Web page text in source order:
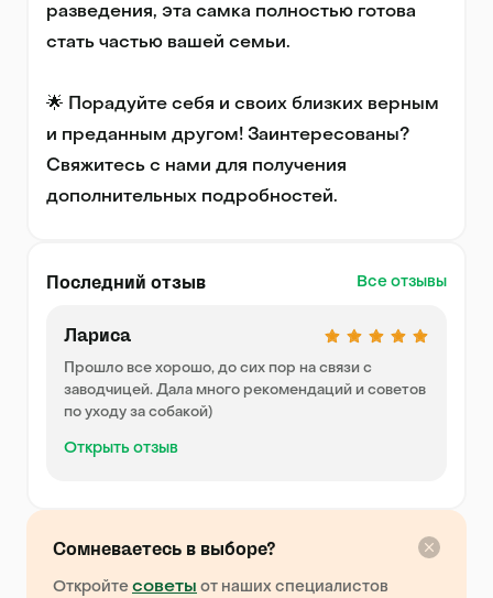
разведения, эта самка полностью готова
стать частью вашей семьи.
🌟 Порадуйте себя и своих близких верным
и преданным другом! Заинтересованы?
Свяжитесь с нами для получения
дополнительных подробностей.
Последний отзыв Все отзывы
Лариса
Прошло все хорошо, до сих пор на связи с
заводчицей. Дала много рекомендаций и советов
по уходу за собакой)
Открыть отзыв
Сомневаетесь в выборе?
Откройте советы от наших специалистов